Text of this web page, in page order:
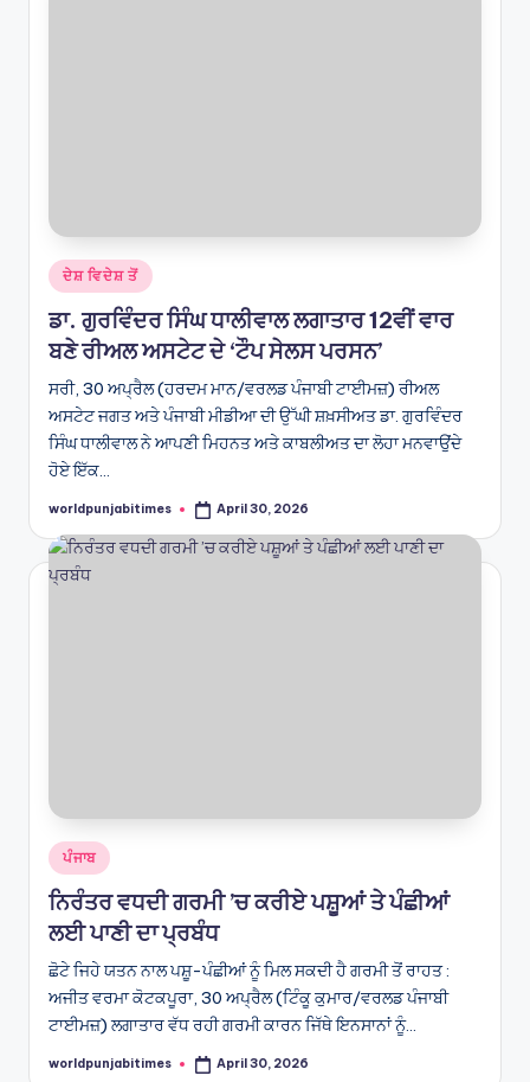
Posted
in
ਦੇਸ਼ ਵਿਦੇਸ਼ ਤੋਂ
ਡਾ. ਗੁਰਵਿੰਦਰ ਸਿੰਘ ਧਾਲੀਵਾਲ ਲਗਾਤਾਰ 12ਵੀਂ ਵਾਰ
ਬਣੇ ਰੀਅਲ ਅਸਟੇਟ ਦੇ ‘ਟੌਪ ਸੇਲਸ ਪਰਸਨ’
ਸਰੀ, 30 ਅਪ੍ਰੈਲ (ਹਰਦਮ ਮਾਨ/ਵਰਲਡ ਪੰਜਾਬੀ ਟਾਈਮਜ਼) ਰੀਅਲ
ਅਸਟੇਟ ਜਗਤ ਅਤੇ ਪੰਜਾਬੀ ਮੀਡੀਆ ਦੀ ਉੱਘੀ ਸ਼ਖ਼ਸੀਅਤ ਡਾ. ਗੁਰਵਿੰਦਰ
ਸਿੰਘ ਧਾਲੀਵਾਲ ਨੇ ਆਪਣੀ ਮਿਹਨਤ ਅਤੇ ਕਾਬਲੀਅਤ ਦਾ ਲੋਹਾ ਮਨਵਾਉਂਦੇ
ਹੋਏ ਇੱਕ…
Posted
worldpunjabitimes April 30, 2026
Posted
in
ਪੰਜਾਬ
ਨਿਰੰਤਰ ਵਧਦੀ ਗਰਮੀ ’ਚ ਕਰੀਏ ਪਸ਼ੂਆਂ ਤੇ ਪੰਛੀਆਂ
ਲਈ ਪਾਣੀ ਦਾ ਪ੍ਰਬੰਧ
ਛੋਟੇ ਜਿਹੇ ਯਤਨ ਨਾਲ ਪਸ਼ੂ-ਪੰਛੀਆਂ ਨੂੰ ਮਿਲ ਸਕਦੀ ਹੈ ਗਰਮੀ ਤੋਂ ਰਾਹਤ :
ਅਜੀਤ ਵਰਮਾ ਕੋਟਕਪੂਰਾ, 30 ਅਪ੍ਰੈਲ (ਟਿੰਕੂ ਕੁਮਾਰ/ਵਰਲਡ ਪੰਜਾਬੀ
ਟਾਈਮਜ਼) ਲਗਾਤਾਰ ਵੱਧ ਰਹੀ ਗਰਮੀ ਕਾਰਨ ਜਿੱਥੇ ਇਨਸਾਨਾਂ ਨੂੰ…
Posted
worldpunjabitimes April 30, 2026